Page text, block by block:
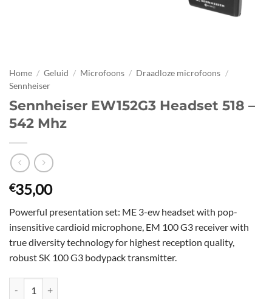
Home / Geluid / Microfoons / Draadloze microfoons /
Sennheiser
Sennheiser EW152G3 Headset 518 –
542 Mhz
€35,00
Powerful presentation set: ME 3-ew headset with pop-
insensitive cardioid microphone, EM 100 G3 receiver with
true diversity technology for highest reception quality,
robust SK 100 G3 bodypack transmitter.